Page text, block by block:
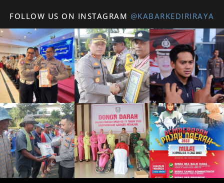
FOLLOW US ON INSTAGRAM @KABARKEDIRIRAYA